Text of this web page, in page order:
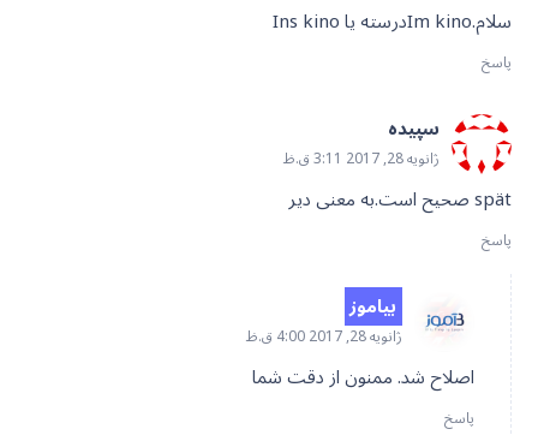
سلام.Im kinoدرسته یا Ins kino
پاسخ
سپیده
ژانویه 28, 2017 3:11 ق.ظ
spät صحیح است.به معنی دیر
پاسخ
بیاموز
ژانویه 28, 2017 4:00 ق.ظ
اصلاح شد. ممنون از دقت شما
پاسخ